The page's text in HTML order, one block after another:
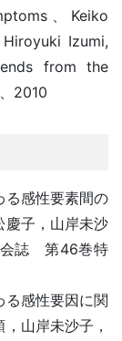
、Keiko
Izumi,
from the
2010
る感性要素間の
慶子，山岸未沙
会誌 第46巻特
感性要因に関
山岸未沙子，